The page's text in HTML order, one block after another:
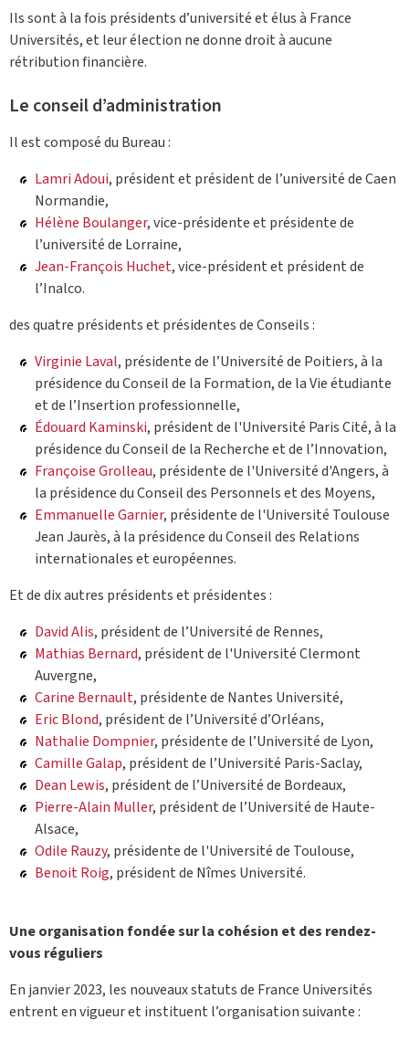
Ils sont à la fois présidents d’université et élus à France
Universités, et leur élection ne donne droit à aucune
rétribution financière.
Le conseil d’administration
Il est composé du Bureau :
Lamri Adoui, président et président de l’université de Caen
Normandie,
Hélène Boulanger, vice-présidente et présidente de
l’université de Lorraine,
Jean-François Huchet, vice-président et président de
l’Inalco.
des quatre présidents et présidentes de Conseils :
Virginie Laval, présidente de l’Université de Poitiers, à la
présidence du Conseil de la Formation, de la Vie étudiante
et de l’Insertion professionnelle,
Édouard Kaminski, président de l'Université Paris Cité, à la
présidence du Conseil de la Recherche et de l’Innovation,
Françoise Grolleau, présidente de l'Université d'Angers, à
la présidence du Conseil des Personnels et des Moyens,
Emmanuelle Garnier, présidente de l'Université Toulouse
Jean Jaurès, à la présidence du Conseil des Relations
internationales et européennes.
Et de dix autres présidents et présidentes :
David Alis, président de l’Université de Rennes,
Mathias Bernard, président de l'Université Clermont
Auvergne,
Carine Bernault, présidente de Nantes Université,
Eric Blond, président de l’Université d’Orléans,
Nathalie Dompnier, présidente de l’Université de Lyon,
Camille Galap, président de l’Université Paris-Saclay,
Dean Lewis, président de l’Université de Bordeaux,
Pierre-Alain Muller, président de l’Université de Haute-
Alsace,
Odile Rauzy, présidente de l'Université de Toulouse,
Benoit Roig, président de Nîmes Université.
Une organisation fondée sur la cohésion et des rendez-
vous réguliers
En janvier 2023, les nouveaux statuts de France Universités
entrent en vigueur et instituent l’organisation suivante :